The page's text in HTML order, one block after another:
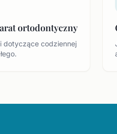
ortodontyczny
dotyczące codziennej